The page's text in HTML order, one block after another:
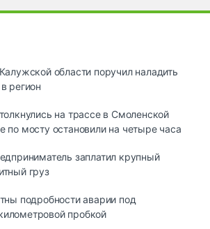
области поручил наладить
регион
на трассе в Смоленской
по мосту остановили на четыре часа
заплатил крупный
груз
подробности аварии под
пробкой